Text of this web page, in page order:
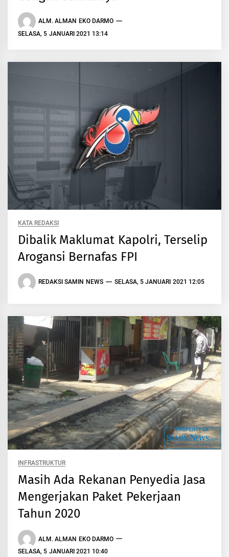
ALM. ALMAN EKO DARMO
SELASA, 5 JANUARI 2021 13:14
KATA REDAKSI
Dibalik Maklumat Kapolri, Terselip
Arogansi Bernafas FPI
REDAKSI SAMIN NEWS SELASA, 5 JANUARI 2021 12:05
INFRASTRUKTUR
Masih Ada Rekanan Penyedia Jasa
Mengerjakan Paket Pekerjaan
Tahun 2020
ALM. ALMAN EKO DARMO
SELASA, 5 JANUARI 2021 10:40